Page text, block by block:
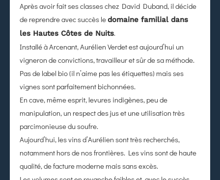
Après avoir fait ses classes chez David Duband, il décide
de reprendre avec succès ledomaine familial dans
les Hautes Côtes de Nuits.
Installé à Arcenant, Aurélien Verdet est aujourd’hui un
vigneron de convictions, travailleur et sûr de sa méthode.
Pas de label bio (il n’aime pas les étiquettes) mais ses
vignes sont parfaitement bichonnées.
En cave, même esprit, levures indigènes, peu de
manipulation, un respect des jus et une utilisation très
parcimonieuse du soufre.
Aujourd’hui, les vins d’Aurélien sont très recherchés,
notamment hors de nos frontières. Les vins sont de haute
qualité, de facture moderne mais sans excès.